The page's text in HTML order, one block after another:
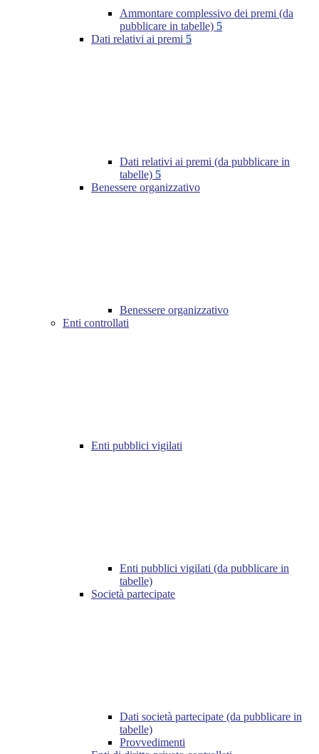
Ammontare complessivo dei premi (da
pubblicare in tabelle) 5
Dati relativi ai premi 5
Dati relativi ai premi (da pubblicare in
tabelle) 5
Benessere organizzativo
Benessere organizzativo
Enti controllati
Enti pubblici vigilati
Enti pubblici vigilati (da pubblicare in
tabelle)
Società partecipate
Dati società partecipate (da pubblicare in
tabelle)
Provvedimenti